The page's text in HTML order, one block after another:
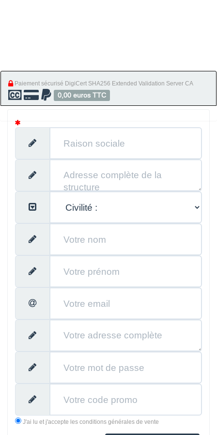
Paiement sécurisé DigiCert SHA256 Extended Validation Server CA
0,00 euros TTC
J'ai lu et j'accepte les conditions générales de vente